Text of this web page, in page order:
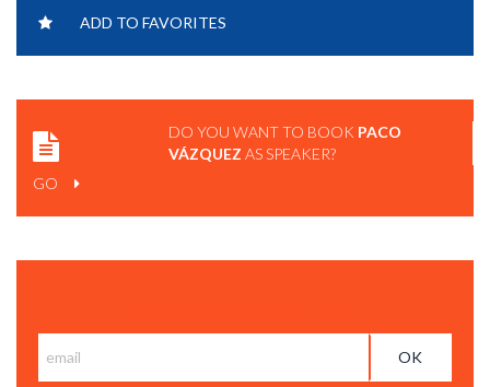
ADD TO FAVORITES
DO YOU WANT TO BOOK PACO
VÁZQUEZ AS SPEAKER?
GO